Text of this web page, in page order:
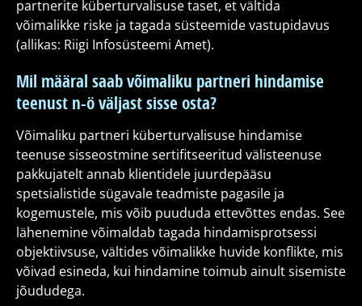
partnerite küberturvalisuse taset, et vältida
võimalikke riske ja tagada süsteemide vastupidavus
(allikas: Riigi Infosüsteemi Amet).
Mil määral saab võimaliku partneri hindamise
teenust n-ö väljast sisse osta?
Võimaliku partneri küberturvalisuse hindamise
teenuse sisseostmine sertifitseeritud välisteenuse
pakkujatelt annab klientidele juurdepääsu
spetsialistide sügavale teadmiste pagasile ja
kogemustele, mis võib puududa ettevõttes endas. See
lähenemine võimaldab tagada hindamisprotsessi
objektiivsuse, vältides võimalikke huvide konflikte, mis
võivad esineda, kui hindamine toimub ainult sisemiste
jõududega.